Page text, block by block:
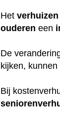
Hetverhuizen
ouderen een
De
kijken,
Bij